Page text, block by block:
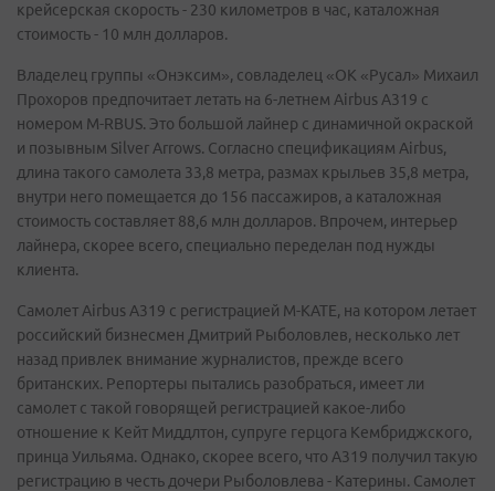
крейсерская скорость - 230 километров в час, каталожная
стоимость - 10 млн долларов.
Владелец группы «Онэксим», совладелец «ОК «Русал» Михаил
Прохоров предпочитает летать на 6-летнем Airbus A319 с
номером M-RBUS. Это большой лайнер с динамичной окраской
и позывным Silver Arrows. Согласно спецификациям Airbus,
длина такого самолета 33,8 метра, размах крыльев 35,8 метра,
внутри него помещается до 156 пассажиров, а каталожная
стоимость составляет 88,6 млн долларов. Впрочем, интерьер
лайнера, скорее всего, специально переделан под нужды
клиента.
Самолет Airbus A319 с регистрацией M-KATE, на котором летает
российский бизнесмен Дмитрий Рыболовлев, несколько лет
назад привлек внимание журналистов, прежде всего
британских. Репортеры пытались разобраться, имеет ли
самолет с такой говорящей регистрацией какое-либо
отношение к Кейт Миддлтон, супруге герцога Кембриджского,
принца Уильяма. Однако, скорее всего, что А319 получил такую
регистрацию в честь дочери Рыболовлева - Катерины. Самолет